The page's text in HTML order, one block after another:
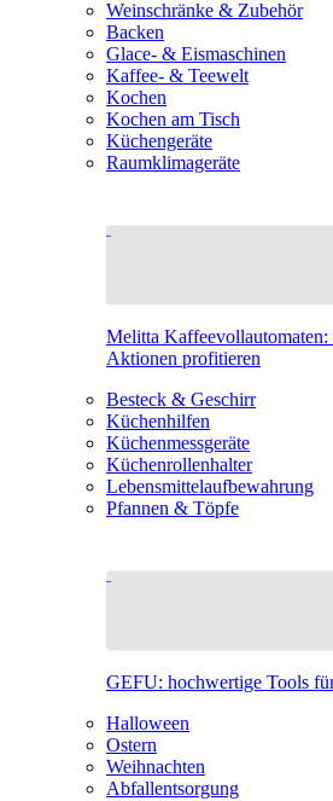
Weinschränke & Zubehör
Backen
Glace- & Eismaschinen
Kaffee- & Teewelt
Kochen
Kochen am Tisch
Küchengeräte
Raumklimageräte
Melitta Kaffeevollautomaten:
Aktionen profitieren
Besteck & Geschirr
Küchenhilfen
Küchenmessgeräte
Küchenrollenhalter
Lebensmittelaufbewahrung
Pfannen & Töpfe
GEFU: hochwertige Tools
Halloween
Ostern
Weihnachten
Abfallentsorgung